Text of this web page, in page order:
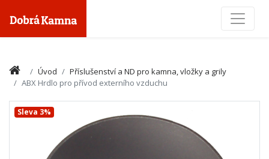
Úvod
Příslušenství a ND pro kamna, vložky a grily
ABX Hrdlo pro přívod externího vzduchu
Sleva 3%